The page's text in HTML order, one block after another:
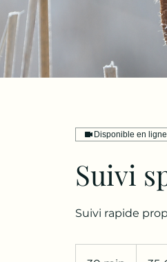
Disponible en ligne
Suivi
Suivi rapide